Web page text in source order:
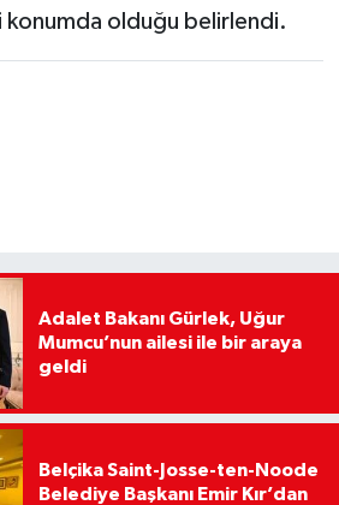
konumda olduğu belirlendi.
Adalet Bakanı Gürlek, Uğur
Mumcu’nun ailesi ile bir araya
geldi
Belçika Saint-Josse-ten-Noode
Belediye Başkanı Emir Kır’dan